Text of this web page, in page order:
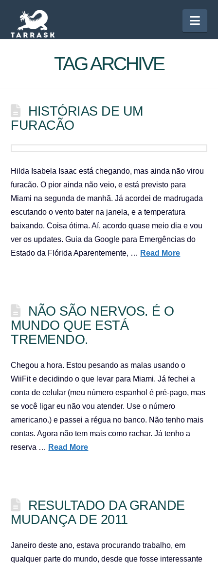
TAG ARCHIVE
HISTÓRIAS DE UM
FURACÃO
Hilda Isabela Isaac está chegando, mas ainda não virou
furacão. O pior ainda não veio, e está previsto para
Miami na segunda de manhã. Já acordei de madrugada
escutando o vento bater na janela, e a temperatura
baixando. Coisa ótima. Aí, acordo quase meio dia e vou
ver os updates. Guia da Google para Emergências do
Estado da Flórida Aparentemente, … Read More
NÃO SÃO NERVOS. É O
MUNDO QUE ESTÁ
TREMENDO.
Chegou a hora. Estou pesando as malas usando o
WiiFit e decidindo o que levar para Miami. Já fechei a
conta de celular (meu número espanhol é pré-pago, mas
se você ligar eu não vou atender. Use o número
americano.) e passei a régua no banco. Não tenho mais
contas. Agora não tem mais como rachar. Já tenho a
reserva … Read More
RESULTADO DA GRANDE
MUDANÇA DE 2011
Janeiro deste ano, estava procurando trabalho, em
qualquer parte do mundo, desde que fosse interessante